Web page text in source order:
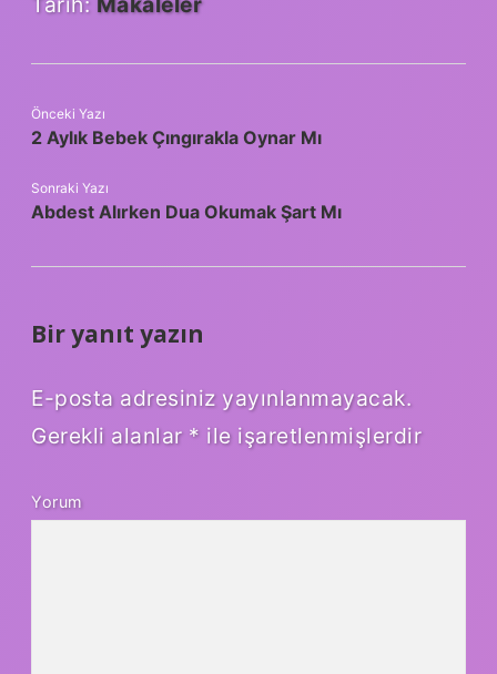
Önceki Yazı
2 Aylık Bebek Çıngırakla Oynar Mı
Sonraki Yazı
Abdest Alırken Dua Okumak Şart Mı
Bir yanıt yazın
E-posta adresiniz yayınlanmayacak.
Gerekli alanlar * ile işaretlenmişlerdir
Yorum